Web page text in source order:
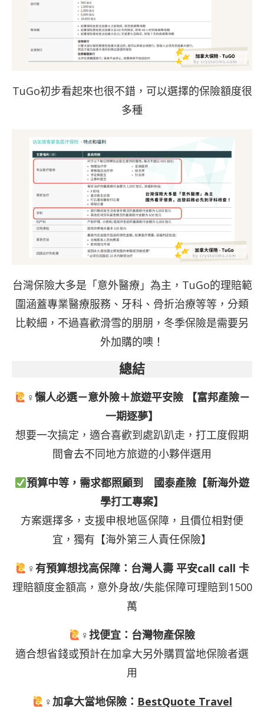
TuGo初步看起來也很不錯，可以選擇的保險額度很
多種
台灣保險大多是「意外醫療」為主，TuGo的理賠範
圍涵蓋專業醫療服務、牙科、骨折治療等等，分類
比較細，不過喜歡滑雪的朋朋，冬季保險是需要另
外加購的噢！
總結
‍♀懶人必選－意外險＋旅遊平安險 【富邦產險－
一期逐夢】
想要一次搞定，適合喜歡到處趴趴走，打工度假期
間會去不同地方旅遊的小夥伴選用
預算中等，需求都照顧到 國泰產險【新海外遊
學打工專案】
方案選擇多，支援申根地區保障，且價位相對便
宜，獨有【海外第三人責任保險】
‍♀有預算想找高保障： 台灣人壽 平安call call 卡
理賠額度金額高，意外身故/失能保障可理賠到1500
萬
‍♀找便宜： 台灣物產保險
適合想省錢或預計在加拿大另外購買當地保險者選
用
‍♀加拿大當地保險： BestQuote Travel